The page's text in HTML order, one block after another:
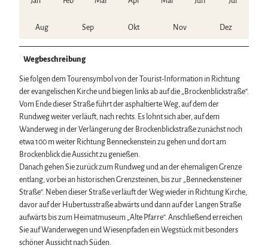
Aug Sep Okt Nov Dez
Wegbeschreibung
Sie folgen dem Tourensymbol von der Tourist-Information in Richtung
der evangelischen Kirche und biegen links ab auf die „Brockenblickstraße“.
Vom Ende dieser Straße führt der asphaltierte Weg, auf dem der
Rundweg weiter verläuft, nach rechts. Es lohnt sich aber, auf dem
Wanderweg in der Verlängerung der Brockenblickstraße zunächst noch
etwa 100 m weiter Richtung Benneckenstein zu gehen und dort am
Brockenblick die Aussicht zu genießen.
Danach gehen Sie zurück zum Rundweg und an der ehemaligen Grenze
entlang, vorbei an historischen Grenzsteinen, bis zur „Benneckensteiner
Straße“. Neben dieser Straße verläuft der Weg wieder in Richtung Kirche,
davor auf der Hubertusstraße abwärts und dann auf der Langen Straße
aufwärts bis zum Heimatmuseum „Alte Pfarre“. Anschließend erreichen
Sie auf Wanderwegen und Wiesenpfaden ein Wegstück mit besonders
schöner Aussicht nach Süden.